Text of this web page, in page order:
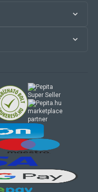
marketplace
partner